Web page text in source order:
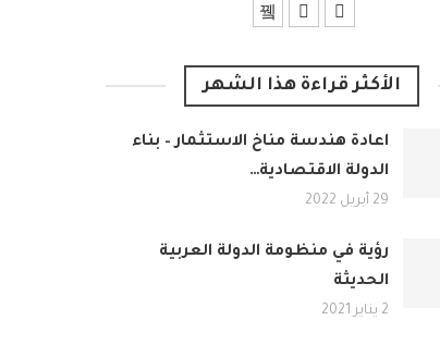
الأكثر قراءة هذا الشهر
اعادة هندسة مناخ الاستثمار – بناء
الدولة الاقتصادية…
29 أبريل 2022
رؤية في منظومة الدولة العربية
الحديثة
2 يناير 2021